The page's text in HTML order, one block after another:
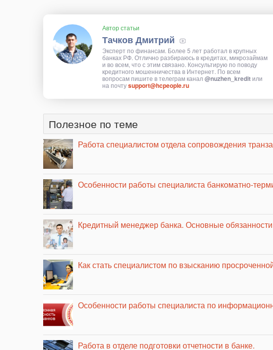
Автор статьи
Тачков Дмитрий
Эксперт по финансам. Более 5 лет работал в крупных
банках РФ. Отлично разбираюсь в кредитах, микрозаймам
и во всем, что с этим связано. Консультирую по поводу
кредитного мошенничества в Интернет. По всем
вопросам пишите в телеграм канал @nuzhen_kredit или
на почтуsupport@hcpeople.ru
Полезное по теме
Работа специалистом отдела сопровождения
Особенности работы специалиста банкоматно-
Кредитный менеджер банка. Основные
Как стать специалистом по взысканию
Особенности работы специалиста по
Работа в отделе подготовки отчетности в банке.